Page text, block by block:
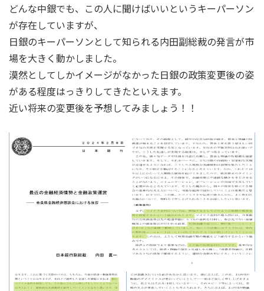
どんな中銀でも、この人に聞けばいいというキーパーソン
が存在していますが、
日銀のキーパーソンとして知られる内田副総裁の発言が市
場を大きく動かしました。
漠然としてしかイメージがなかった日銀の政策変更後の姿
がある程度はっきりしてきたといえます。
近い将来の変更後を予想してみましょう！！